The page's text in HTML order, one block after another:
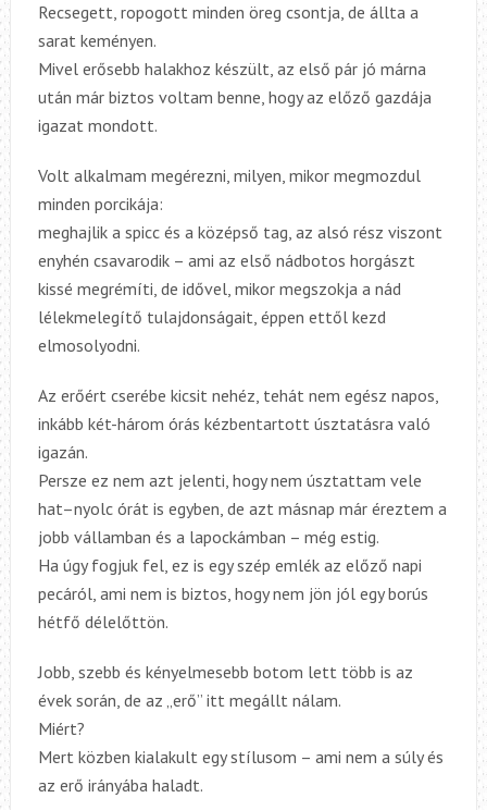
Recsegett, ropogott minden öreg csontja, de állta a
sarat keményen.
Mivel erősebb halakhoz készült, az első pár jó márna
után már biztos voltam benne, hogy az előző gazdája
igazat mondott.
Volt alkalmam megérezni, milyen, mikor megmozdul
minden porcikája:
meghajlik a spicc és a középső tag, az alsó rész viszont
enyhén csavarodik – ami az első nádbotos horgászt
kissé megrémíti, de idővel, mikor megszokja a nád
lélekmelegítő tulajdonságait, éppen ettől kezd
elmosolyodni.
Az erőért cserébe kicsit nehéz, tehát nem egész napos,
inkább két-három órás kézbentartott úsztatásra való
igazán.
Persze ez nem azt jelenti, hogy nem úsztattam vele
hat–nyolc órát is egyben, de azt másnap már éreztem a
jobb vállamban és a lapockámban – még estig.
Ha úgy fogjuk fel, ez is egy szép emlék az előző napi
pecáról, ami nem is biztos, hogy nem jön jól egy borús
hétfő délelőttön.
Jobb, szebb és kényelmesebb botom lett több is az
évek során, de az „erő” itt megállt nálam.
Miért?
Mert közben kialakult egy stílusom – ami nem a súly és
az erő irányába haladt.